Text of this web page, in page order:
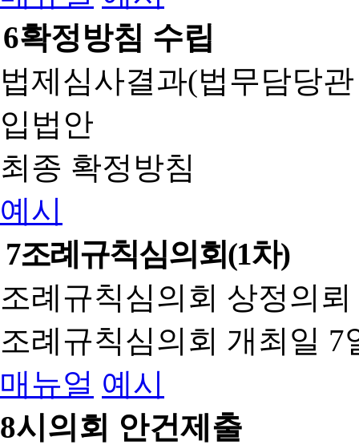
6확정방침 수립
법제심사결과(법무담당
입법안
최종 확정방침
예시
7조례규칙심의회(1차)
조례규칙심의회 상정의
조례규칙심의회 개최일 7
매뉴얼 예시
8시의회 안건제출